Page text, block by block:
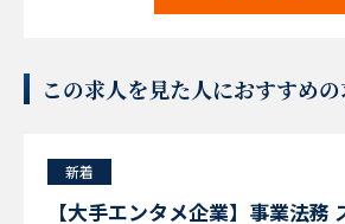
この求人を見た人におすすめ
新着
【大手エンタメ企業】事業法務